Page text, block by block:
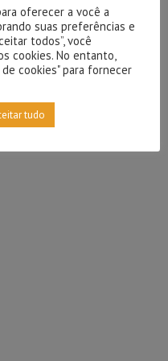
oferecer a você a
suas preferências e
todos”, você
cookies. No entanto,
cookies" para fornecer
tudo